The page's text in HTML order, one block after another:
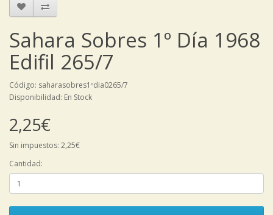
Sahara Sobres 1º Día 1968
Edifil 265/7
Código: saharasobres1ºdia0265/7
Disponibilidad: En Stock
2,25€
Sin impuestos: 2,25€
Cantidad: